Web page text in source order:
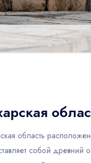
область
собой древний